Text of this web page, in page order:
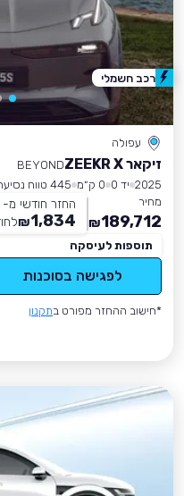
עפולה
זיקאר ZEEKR X
BEYOND
2025 יד 0 0 ק״מ
445 טווח נסיעה
מחיר
189,712
₪
החזר חודשי מ-
1,834
₪
תוספות לעיסקה
לפגישה בסוכנות
*חישוב ההחזר מפורט בתקנון
רכב חשמלי